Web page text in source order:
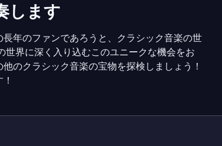
します
年のファンであろうと、クラシック音楽の世
世界に深く入り込むこのユニークな機会をお
のクラシック音楽の宝物を探検しましょう！